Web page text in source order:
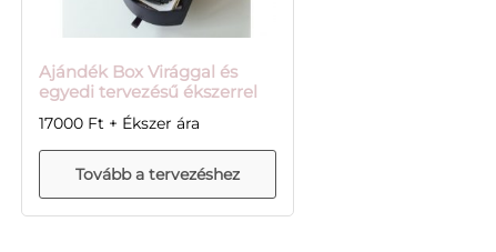
Ajándék Box Virággal és
egyedi tervezésű ékszerrel
17000 Ft